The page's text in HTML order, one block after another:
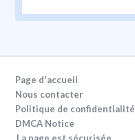
Page d'accueil
Nous contacter
Politique de confidentialité
DMCA Notice